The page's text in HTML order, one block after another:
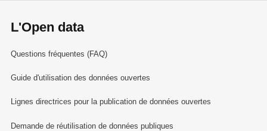
L'Open data
Questions fréquentes (FAQ)
Guide d'utilisation des données ouvertes
Lignes directrices pour la publication de données ouvertes
Demande de réutilisation de données publiques